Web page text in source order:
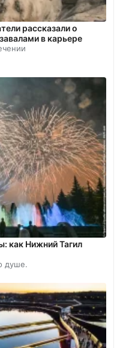
рассказали о
в карьере
как Нижний Тагил
душе.